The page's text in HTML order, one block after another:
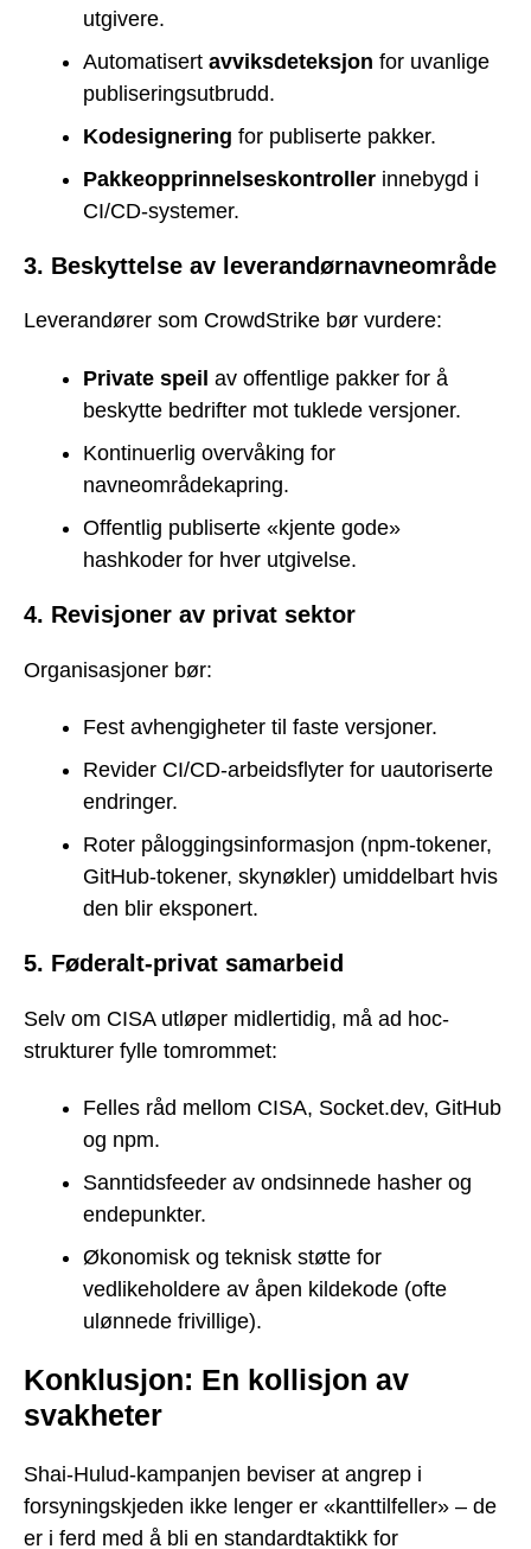
utgivere.
Automatisert avviksdeteksjon for uvanlige
publiseringsutbrudd.
Kodesignering for publiserte pakker.
Pakkeopprinnelseskontroller innebygd i
CI/CD-systemer.
3. Beskyttelse av leverandørnavneområde
Leverandører som CrowdStrike bør vurdere:
Private speil av offentlige pakker for å
beskytte bedrifter mot tuklede versjoner.
Kontinuerlig overvåking for
navneområdekapring.
Offentlig publiserte «kjente gode»
hashkoder for hver utgivelse.
4. Revisjoner av privat sektor
Organisasjoner bør:
Fest avhengigheter til faste versjoner.
Revider CI/CD-arbeidsflyter for uautoriserte
endringer.
Roter påloggingsinformasjon (npm-tokener,
GitHub-tokener, skynøkler) umiddelbart hvis
den blir eksponert.
5. Føderalt-privat samarbeid
Selv om CISA utløper midlertidig, må ad hoc-
strukturer fylle tomrommet:
Felles råd mellom CISA, Socket.dev, GitHub
og npm.
Sanntidsfeeder av ondsinnede hasher og
endepunkter.
Økonomisk og teknisk støtte for
vedlikeholdere av åpen kildekode (ofte
ulønnede frivillige).
Konklusjon: En kollisjon av
svakheter
Shai-Hulud-kampanjen beviser at angrep i
forsyningskjeden ikke lenger er «kanttilfeller» – de
er i ferd med å bli en standardtaktikk for